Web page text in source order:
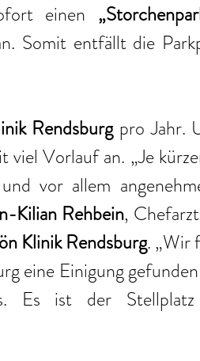
einen
Somit entfällt die
Rendsburg pro Jahr.
Vorlauf an. „Je
vor allem
Kilian Rehbein,
Klinik Rendsburg. „Wir
eine Einigung
Es ist der